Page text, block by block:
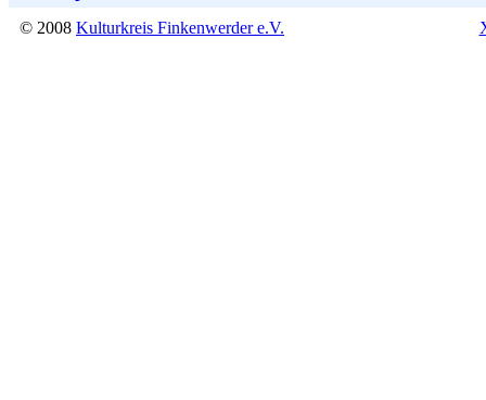
© 2008 Kulturkreis Finkenwerder e.V.